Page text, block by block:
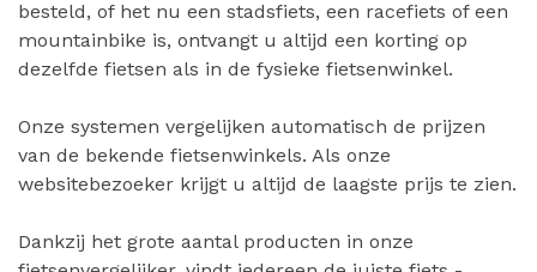
besteld, of het nu een stadsfiets, een racefiets of een
mountainbike is, ontvangt u altijd een korting op
dezelfde fietsen als in de fysieke fietsenwinkel.
Onze systemen vergelijken automatisch de prijzen
van de bekende fietsenwinkels. Als onze
websitebezoeker krijgt u altijd de laagste prijs te zien.
Dankzij het grote aantal producten in onze